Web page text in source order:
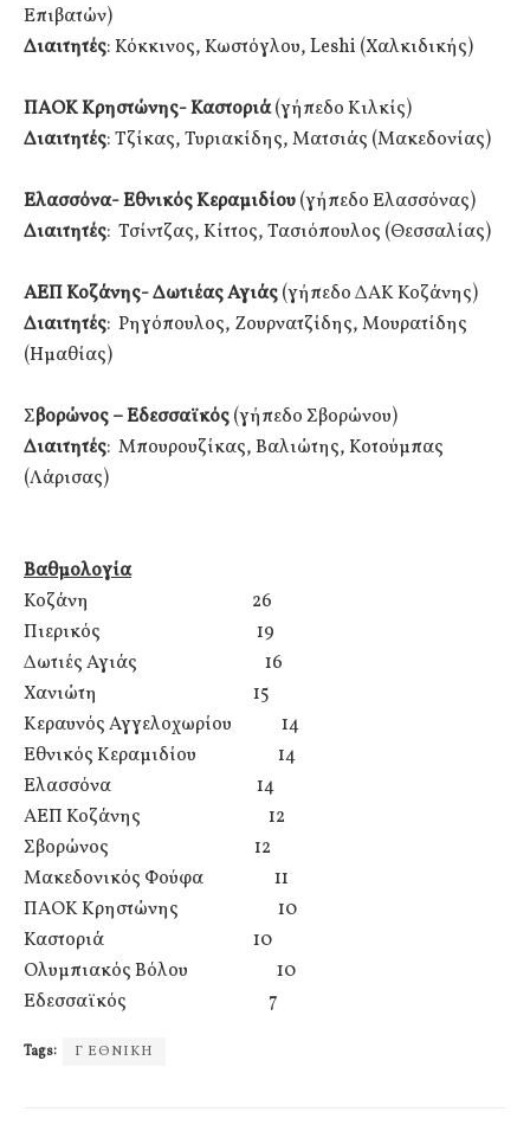
Επιβατών)
Διαιτητές: Κόκκινος, Κωστόγλου, Leshi (Χαλκιδικής)
ΠΑΟΚ Κρηστώνης- Καστοριά(γήπεδο Κιλκίς)
Διαιτητές: Τζίκας, Τυριακίδης, Ματσιάς (Μακεδονίας)
Ελασσόνα- Εθνικός Κεραμιδίου(γήπεδο Ελασσόνας)
Διαιτητές: Τσίντζας, Κίττος, Τασιόπουλος (Θεσσαλίας)
ΑΕΠ Κοζάνης- Δωτιέας Αγιάς(γήπεδο ΔΑΚ Κοζάνης)
Διαιτητές: Ρηγόπουλος, Ζουρνατζίδης, Μουρατίδης
(Ημαθίας)
Σβορώνος – Εδεσσαϊκός(γήπεδο Σβορώνου)
Διαιτητές: Μπουρουζίκας, Βαλιώτης, Κοτούμπας
(Λάρισας)
Βαθμολογία
Κοζάνη 26
Πιερικός 19
Δωτιές Αγιάς 16
Χανιώτη 15
Κεραυνός Αγγελοχωρίου 14
Εθνικός Κεραμιδίου 14
Ελασσόνα 14
ΑΕΠ Κοζάνης 12
Σβορώνος 12
Μακεδονικός Φούφα 11
ΠΑΟΚ Κρηστώνης 10
Καστοριά 10
Ολυμπιακός Βόλου 10
Εδεσσαϊκός 7
Tags: Γ ΕΘΝΙΚΗ